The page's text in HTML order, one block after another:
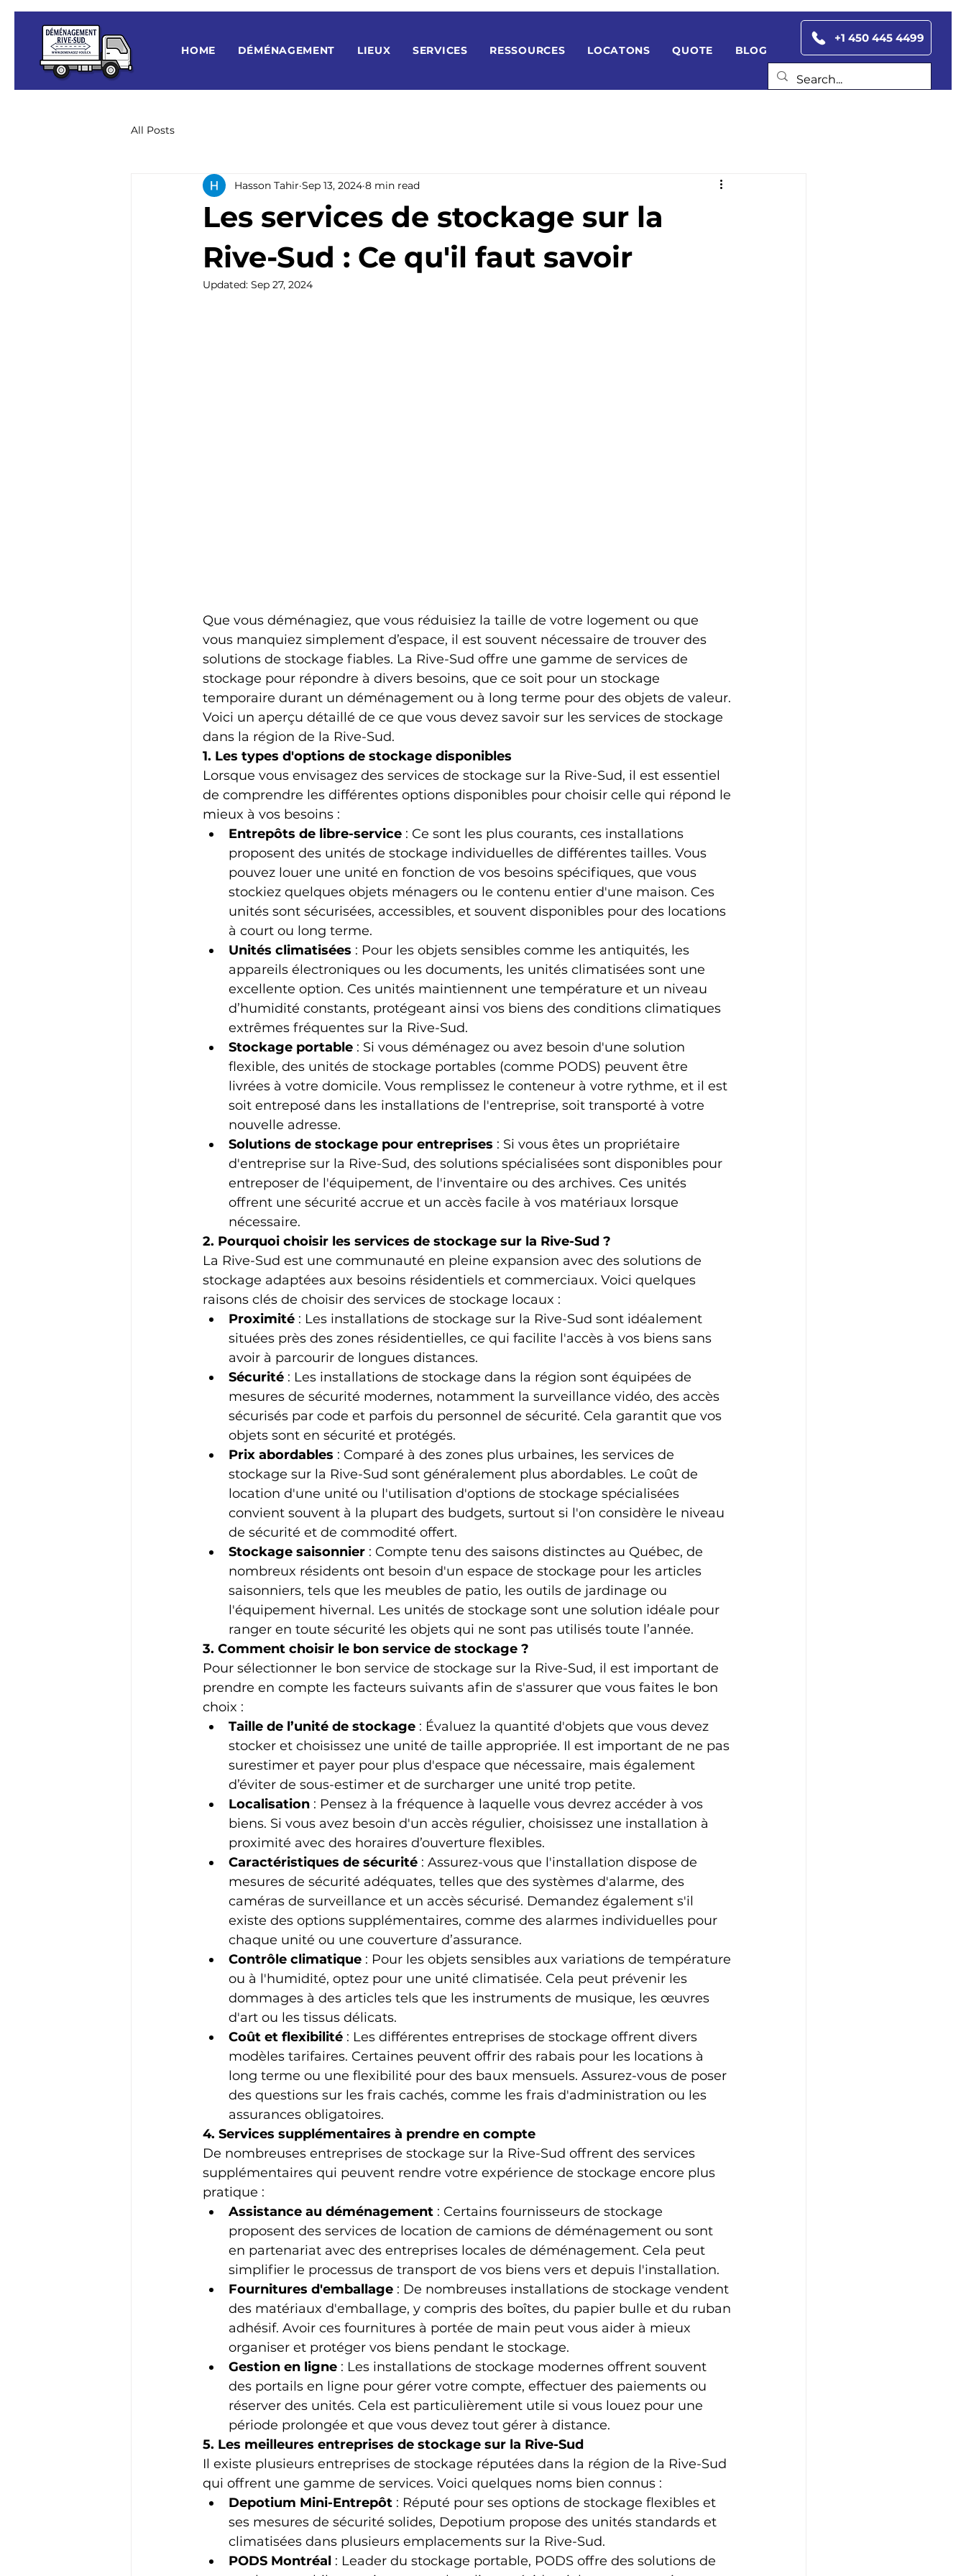
HOME DÉMÉNAGEMENT LIEUX SERVICES RESSOURCES LOCATONS QUOTE BLOG
+1 450 445 4499
All Posts
Les services de stockage sur la
Rive-Sud : Ce qu'il faut savoir
Hasson Tahir Sep 13, 2024 8 min read
Updated: Sep 27, 2024
Que vous déménagiez, que vous réduisiez la taille de votre logement ou que
vous manquiez simplement d’espace, il est souvent nécessaire de trouver des
solutions de stockage fiables. La Rive-Sud offre une gamme de services de
stockage pour répondre à divers besoins, que ce soit pour un stockage
temporaire durant un déménagement ou à long terme pour des objets de valeur.
Voici un aperçu détaillé de ce que vous devez savoir sur les services de stockage
dans la région de la Rive-Sud.
1. Les types d'options de stockage disponibles
Lorsque vous envisagez des services de stockage sur la Rive-Sud, il est essentiel
de comprendre les différentes options disponibles pour choisir celle qui répond le
mieux à vos besoins :
Entrepôts de libre-service : Ce sont les plus courants, ces installations
proposent des unités de stockage individuelles de différentes tailles. Vous
pouvez louer une unité en fonction de vos besoins spécifiques, que vous
stockiez quelques objets ménagers ou le contenu entier d'une maison. Ces
unités sont sécurisées, accessibles, et souvent disponibles pour des locations
à court ou long terme.
Unités climatisées : Pour les objets sensibles comme les antiquités, les
appareils électroniques ou les documents, les unités climatisées sont une
excellente option. Ces unités maintiennent une température et un niveau
d’humidité constants, protégeant ainsi vos biens des conditions climatiques
extrêmes fréquentes sur la Rive-Sud.
Stockage portable : Si vous déménagez ou avez besoin d'une solution
flexible, des unités de stockage portables (comme PODS) peuvent être
livrées à votre domicile. Vous remplissez le conteneur à votre rythme, et il est
soit entreposé dans les installations de l'entreprise, soit transporté à votre
nouvelle adresse.
Solutions de stockage pour entreprises : Si vous êtes un propriétaire
d'entreprise sur la Rive-Sud, des solutions spécialisées sont disponibles pour
entreposer de l'équipement, de l'inventaire ou des archives. Ces unités
offrent une sécurité accrue et un accès facile à vos matériaux lorsque
nécessaire.
2. Pourquoi choisir les services de stockage sur la Rive-Sud ?
La Rive-Sud est une communauté en pleine expansion avec des solutions de
stockage adaptées aux besoins résidentiels et commerciaux. Voici quelques
raisons clés de choisir des services de stockage locaux :
Proximité : Les installations de stockage sur la Rive-Sud sont idéalement
situées près des zones résidentielles, ce qui facilite l'accès à vos biens sans
avoir à parcourir de longues distances.
Sécurité : Les installations de stockage dans la région sont équipées de
mesures de sécurité modernes, notamment la surveillance vidéo, des accès
sécurisés par code et parfois du personnel de sécurité. Cela garantit que vos
objets sont en sécurité et protégés.
Prix abordables : Comparé à des zones plus urbaines, les services de
stockage sur la Rive-Sud sont généralement plus abordables. Le coût de
location d'une unité ou l'utilisation d'options de stockage spécialisées
convient souvent à la plupart des budgets, surtout si l'on considère le niveau
de sécurité et de commodité offert.
Stockage saisonnier : Compte tenu des saisons distinctes au Québec, de
nombreux résidents ont besoin d'un espace de stockage pour les articles
saisonniers, tels que les meubles de patio, les outils de jardinage ou
l'équipement hivernal. Les unités de stockage sont une solution idéale pour
ranger en toute sécurité les objets qui ne sont pas utilisés toute l’année.
3. Comment choisir le bon service de stockage ?
Pour sélectionner le bon service de stockage sur la Rive-Sud, il est important de
prendre en compte les facteurs suivants afin de s'assurer que vous faites le bon
choix :
Taille de l’unité de stockage : Évaluez la quantité d'objets que vous devez
stocker et choisissez une unité de taille appropriée. Il est important de ne pas
surestimer et payer pour plus d'espace que nécessaire, mais également
d’éviter de sous-estimer et de surcharger une unité trop petite.
Localisation : Pensez à la fréquence à laquelle vous devrez accéder à vos
biens. Si vous avez besoin d'un accès régulier, choisissez une installation à
proximité avec des horaires d’ouverture flexibles.
Caractéristiques de sécurité : Assurez-vous que l'installation dispose de
mesures de sécurité adéquates, telles que des systèmes d'alarme, des
caméras de surveillance et un accès sécurisé. Demandez également s'il
existe des options supplémentaires, comme des alarmes individuelles pour
chaque unité ou une couverture d’assurance.
Contrôle climatique : Pour les objets sensibles aux variations de température
ou à l'humidité, optez pour une unité climatisée. Cela peut prévenir les
dommages à des articles tels que les instruments de musique, les œuvres
d'art ou les tissus délicats.
Coût et flexibilité : Les différentes entreprises de stockage offrent divers
modèles tarifaires. Certaines peuvent offrir des rabais pour les locations à
long terme ou une flexibilité pour des baux mensuels. Assurez-vous de poser
des questions sur les frais cachés, comme les frais d'administration ou les
assurances obligatoires.
4. Services supplémentaires à prendre en compte
De nombreuses entreprises de stockage sur la Rive-Sud offrent des services
supplémentaires qui peuvent rendre votre expérience de stockage encore plus
pratique :
Assistance au déménagement : Certains fournisseurs de stockage
proposent des services de location de camions de déménagement ou sont
en partenariat avec des entreprises locales de déménagement. Cela peut
simplifier le processus de transport de vos biens vers et depuis l'installation.
Fournitures d'emballage : De nombreuses installations de stockage vendent
des matériaux d'emballage, y compris des boîtes, du papier bulle et du ruban
adhésif. Avoir ces fournitures à portée de main peut vous aider à mieux
organiser et protéger vos biens pendant le stockage.
Gestion en ligne : Les installations de stockage modernes offrent souvent
des portails en ligne pour gérer votre compte, effectuer des paiements ou
réserver des unités. Cela est particulièrement utile si vous louez pour une
période prolongée et que vous devez tout gérer à distance.
5. Les meilleures entreprises de stockage sur la Rive-Sud
Il existe plusieurs entreprises de stockage réputées dans la région de la Rive-Sud
qui offrent une gamme de services. Voici quelques noms bien connus :
Depotium Mini-Entrepôt : Réputé pour ses options de stockage flexibles et
ses mesures de sécurité solides, Depotium propose des unités standards et
climatisées dans plusieurs emplacements sur la Rive-Sud.
PODS Montréal : Leader du stockage portable, PODS offre des solutions de